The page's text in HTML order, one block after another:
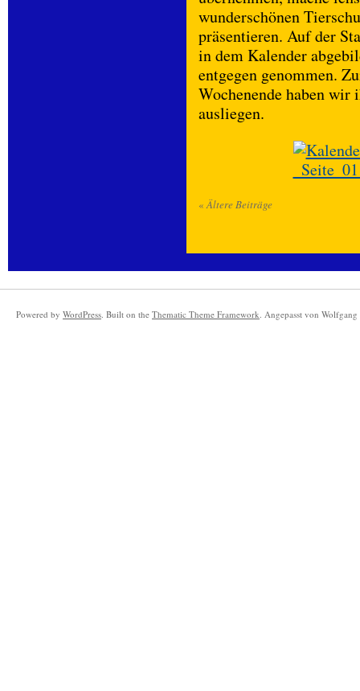
wunderschönen
präsentieren. Auf der
in dem Kalender
entgegen genommen.
Wochenende haben wir
ausliegen.
«Ältere Beiträge
Powered by WordPress. Built on the Thematic Theme Framework. Angepasst von